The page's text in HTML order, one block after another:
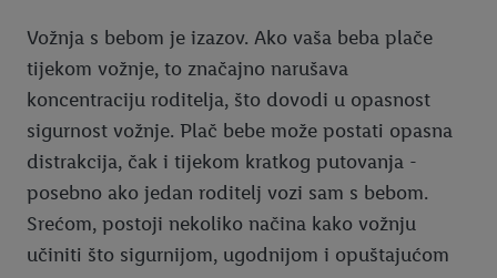
Vožnja s bebom je izazov. Ako vaša beba plače
tijekom vožnje, to značajno narušava
koncentraciju roditelja, što dovodi u opasnost
sigurnost vožnje. Plač bebe može postati opasna
distrakcija, čak i tijekom kratkog putovanja -
posebno ako jedan roditelj vozi sam s bebom.
Srećom, postoji nekoliko načina kako vožnju
učiniti što sigurnijom, ugodnijom i opuštajućom